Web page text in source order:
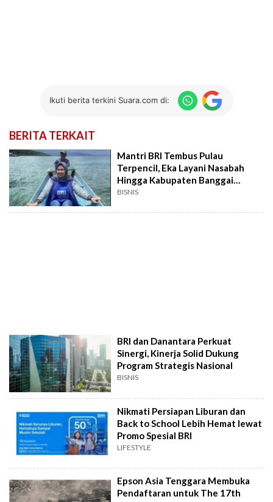
Ikuti berita terkini Suara.com di:
BERITA TERKAIT
Mantri BRI Tembus Pulau
Terpencil, Eka Layani Nasabah
Hingga Kabupaten Banggai
Kepulauan
BISNIS
BRI dan Danantara Perkuat
Sinergi, Kinerja Solid Dukung
Program Strategis Nasional
BISNIS
Nikmati Persiapan Liburan dan
Back to School Lebih Hemat lewat
Promo Spesial BRI
LIFESTYLE
Epson Asia Tenggara Membuka
Pendaftaran untuk The 17th